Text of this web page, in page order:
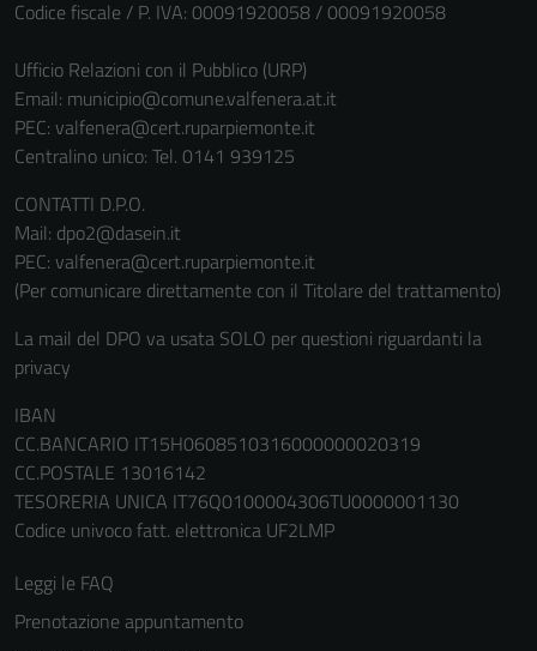
Codice fiscale / P. IVA: 00091920058 / 00091920058
Ufficio Relazioni con il Pubblico (URP)
Email: municipio@comune.valfenera.at.it
PEC: valfenera@cert.ruparpiemonte.it
Centralino unico: Tel. 0141 939125
CONTATTI D.P.O.
Mail: dpo2@dasein.it
PEC: valfenera@cert.ruparpiemonte.it
(Per comunicare direttamente con il Titolare del trattamento)
La mail del DPO va usata SOLO per questioni riguardanti la
privacy
IBAN
CC.BANCARIO IT15H0608510316000000020319
CC.POSTALE 13016142
TESORERIA UNICA IT76Q0100004306TU0000001130
Codice univoco fatt. elettronica UF2LMP
Leggi le FAQ
Prenotazione appuntamento
sono necessari
per il
essere
disabilitati.
non raccolgono